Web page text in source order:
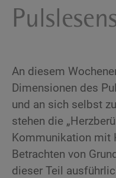
An diesem
Dimensionen des
und an sich selbst
stehen die
Kommunikation mit
Betrachten von
dieser Teil